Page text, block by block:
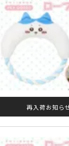
再入荷お知ら